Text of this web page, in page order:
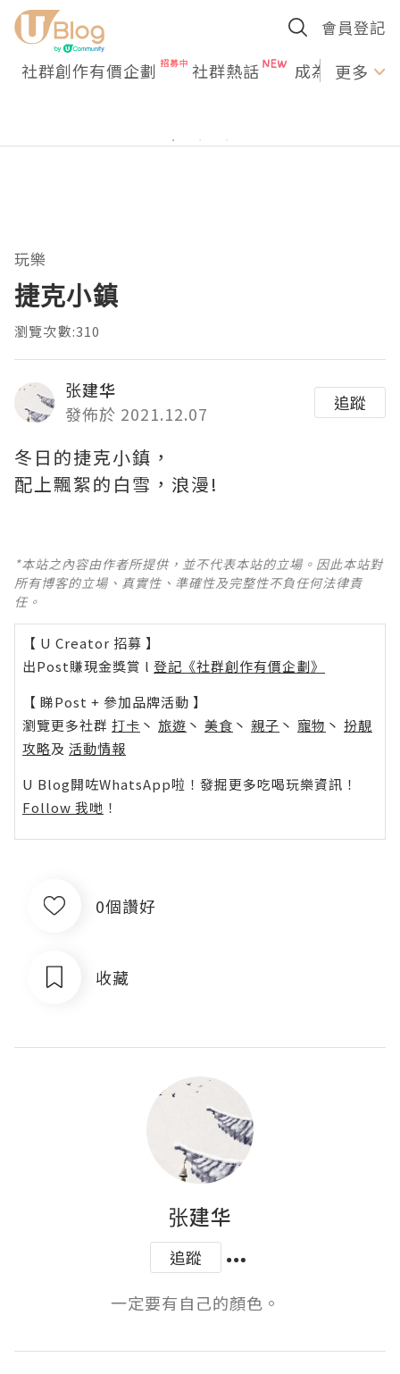
會員登記
社群創作有價企劃 社群熱話 成為U更多
玩樂
捷克小鎮
瀏覽次數:310
张建华
發佈於 2021.12.07
追蹤
冬日的捷克小鎮，
配上飄絮的白雪，浪漫! ​​​
*本站之內容由作者所提供，並不代表本站的立場。因此本站對
所有博客的立場、真實性、準確性及完整性不負任何法律責
任。
【 U Creator 招募 】
出Post賺現金獎賞 l 登記《社群創作有價企劃》
【 睇Post + 參加品牌活動 】
瀏覽更多社群 打卡 丶 旅遊 丶 美食 丶 親子 丶 寵物 丶 扮靚
攻略及 活動情報
U Blog開咗WhatsApp啦！發掘更多吃喝玩樂資訊！
Follow 我哋 ！
0個讚好
收藏
张建华
追蹤
一定要有自己的顏色。 ​ ​​​​